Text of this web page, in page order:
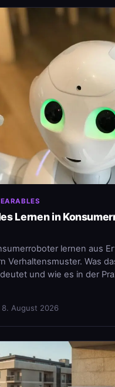
Lernen in
lernen aus
Verhaltensmuster. Was
und wie es in der
8. August 2026